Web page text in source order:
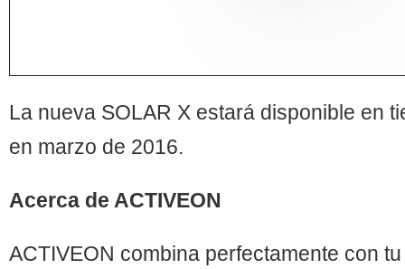
La nueva SOLAR X estará disponible en
en marzo de 2016.
Acerca de ACTIVEON
ACTIVEON combina perfectamente con